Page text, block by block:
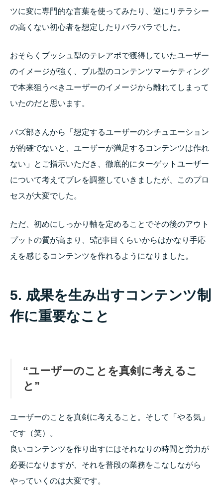
ツに変に専門的な言葉を使ってみたり、逆にリテラシー
の高くない初心者を想定したりバラバラでした。
おそらくプッシュ型のテレアポで獲得していたユーザー
のイメージが強く、プル型のコンテンツマーケティング
で本来狙うべきユーザーのイメージから離れてしまって
いたのだと思います。
バズ部さんから「想定するユーザーのシチュエーション
が的確でないと、ユーザーが満足するコンテンツは作れ
ない」とご指示いただき、徹底的にターゲットユーザー
について考えてブレを調整していきましたが、このプロ
セスが大変でした。
ただ、初めにしっかり軸を定めることでその後のアウト
プットの質が高まり、5記事目くらいからはかなり手応
えを感じるコンテンツを作れるようになりました。
5. 成果を生み出すコンテンツ制
作に重要なこと
“ユーザーのことを真剣に考えるこ
と”
ユーザーのことを真剣に考えること。そして「やる気」
です（笑）。
良いコンテンツを作り出すにはそれなりの時間と労力が
必要になりますが、それを普段の業務をこなしながら
やっていくのは大変です。